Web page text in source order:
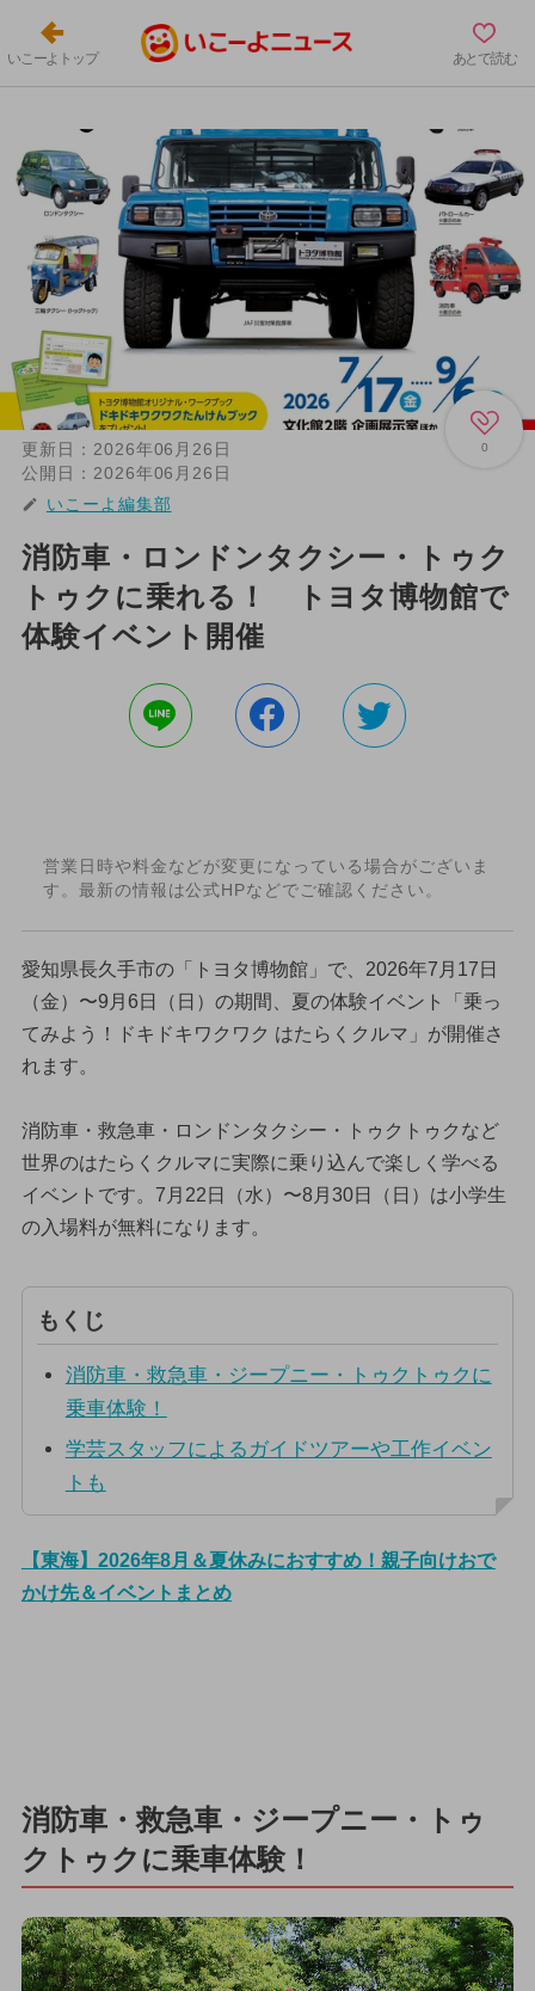
いこーよトップ あとで読む
0
更新日： 2026年06月26日
公開日： 2026年06月26日
いこーよ編集部
消防車・ロンドンタクシー・トゥク
トゥクに乗れる！ トヨタ博物館で
体験イベント開催
営業日時や料金などが変更になっている場合がございま
す。最新の情報は公式HPなどでご確認ください。
愛知県長久手市の「トヨタ博物館」で、2026年7月17日
（金）〜9月6日（日）の期間、夏の体験イベント「乗っ
てみよう！ドキドキワクワク はたらくクルマ」が開催さ
れます。
消防車・救急車・ロンドンタクシー・トゥクトゥクなど
世界のはたらくクルマに実際に乗り込んで楽しく学べる
イベントです。7月22日（水）〜8月30日（日）は小学生
の入場料が無料になります。
もくじ
消防車・救急車・ジープニー・トゥクトゥクに
乗車体験！
学芸スタッフによるガイドツアーや工作イベン
トも
【東海】2026年8月＆夏休みにおすすめ！親子向けおで
かけ先＆イベントまとめ
消防車・救急車・ジープニー・トゥ
クトゥクに乗車体験！